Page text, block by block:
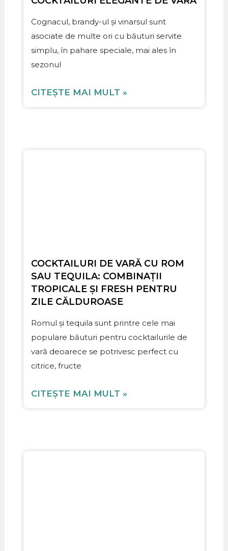
Cognacul, brandy-ul și vinarsul sunt
asociate de multe ori cu băuturi servite
simplu, în pahare speciale, mai ales în
sezonul
CITEȘTE MAI MULT »
COCKTAILURI DE VARĂ CU ROM
SAU TEQUILA: COMBINAȚII
TROPICALE ȘI FRESH PENTRU
ZILE CĂLDUROASE
Romul și tequila sunt printre cele mai
populare băuturi pentru cocktailurile de
vară deoarece se potrivesc perfect cu
citrice, fructe
CITEȘTE MAI MULT »